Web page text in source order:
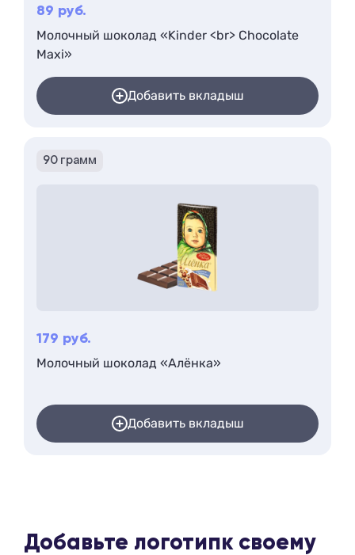
89 руб.
Молочный шоколад «Kinder <br> Chocolate
Maxi»
Добавить вкладыш
90 грамм
179 руб.
Молочный шоколад «Алёнка»
Добавить вкладыш
Добавьте логотипк своему